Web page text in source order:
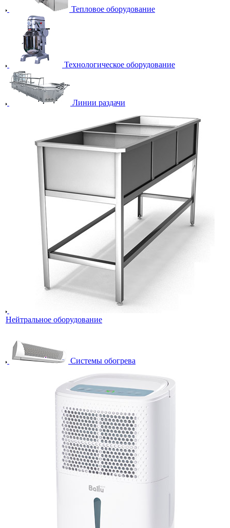
Тепловое оборудование
Технологическое оборудование
Линии раздачи
Нейтральное оборудование
Системы обогрева